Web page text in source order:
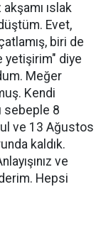
ıslak
Evet,
biri de
yetişirim" diye
Meğer
Kendi
sebeple 8
ve 13 Ağustos
kaldık.
ve
Hepsi